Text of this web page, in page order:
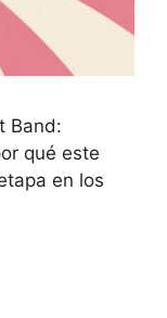
Band:
qué este
en los